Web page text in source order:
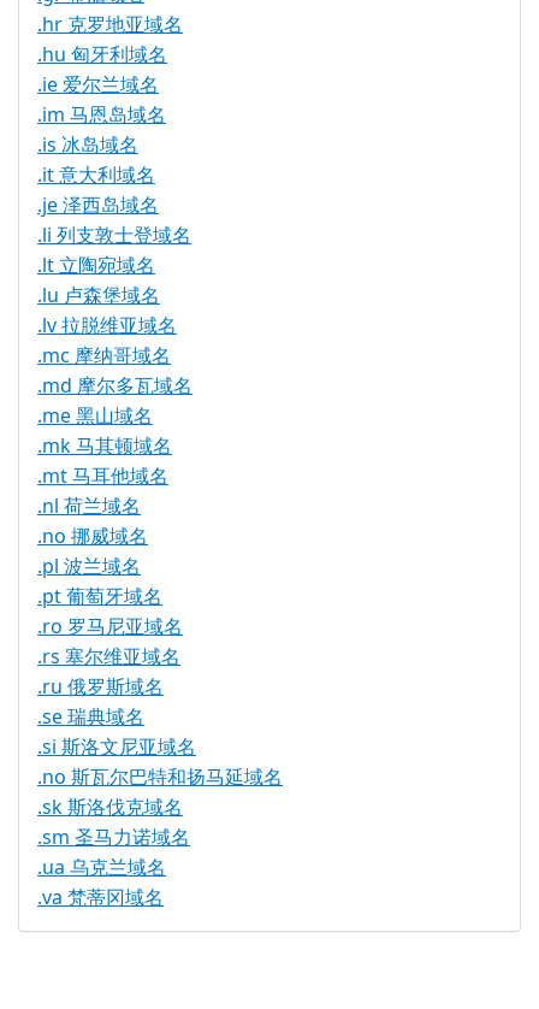
.hr 克罗地亚域名
.hu 匈牙利域名
.ie 爱尔兰域名
.im 马恩岛域名
.is 冰岛域名
.it 意大利域名
.je 泽西岛域名
.li 列支敦士登域名
.lt 立陶宛域名
.lu 卢森堡域名
.lv 拉脱维亚域名
.mc 摩纳哥域名
.md 摩尔多瓦域名
.me 黑山域名
.mk 马其顿域名
.mt 马耳他域名
.nl 荷兰域名
.no 挪威域名
.pl 波兰域名
.pt 葡萄牙域名
.ro 罗马尼亚域名
.rs 塞尔维亚域名
.ru 俄罗斯域名
.se 瑞典域名
.si 斯洛文尼亚域名
.no 斯瓦尔巴特和扬马延域名
.sk 斯洛伐克域名
.sm 圣马力诺域名
.ua 乌克兰域名
.va 梵蒂冈域名